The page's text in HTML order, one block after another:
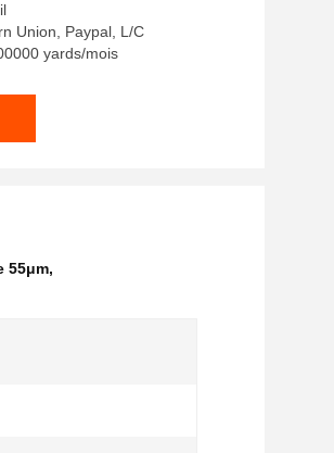
Union, Paypal, L/C
yards/mois
55μm,